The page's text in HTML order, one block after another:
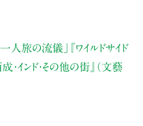
一人旅の流儀」
『ワイルドサイド
ンド・その他の街』（文藝